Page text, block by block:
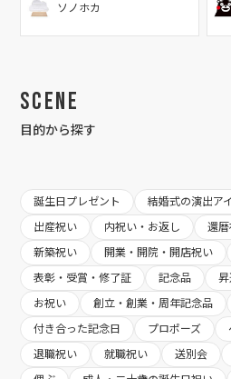
ソノホカ
Scene
目的から探す
誕生日プレゼント 結婚式の演出ア
出産祝い
内祝い・お返し
還
新築祝い
開業・開院・開店祝い
表彰・受賞・修了証
記念品
お祝い
創立・創業・周年記念品
付き合った記念日
プロポーズ
退職祝い
就職祝い 送別会